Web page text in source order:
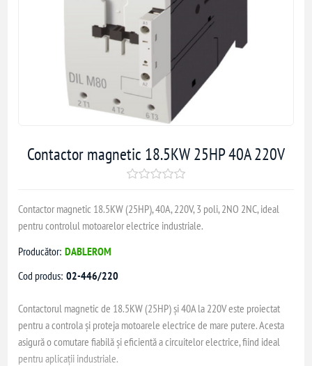
Contactor magnetic 18.5KW 25HP 40A 220V
Contactor magnetic 18.5KW (25HP), 40A, 220V, 3 poli, 2NO 2NC, ideal
pentru controlul motoarelor electrice industriale.
Producător: DABLEROM
Cod produs: 02-446/220
Contactorul magnetic de 18.5KW (25HP) și 40A la 220V este proiectat
pentru a controla și proteja motoarele electrice de mare putere. Acesta
asigură o comutare fiabilă și eficientă a circuitelor electrice, fiind ideal
pentru aplicații industriale.